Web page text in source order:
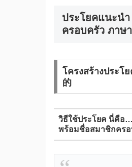
ประโยคแนะนำ
ครอบครัว ภาษ
โครงสร้างประโ
的
วิธีใช้ประโยค นี่คือ
พร้อมชื่อสมาชิกคร